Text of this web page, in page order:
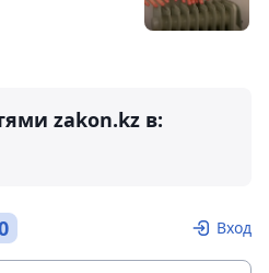
zakon.kz в:
Вход